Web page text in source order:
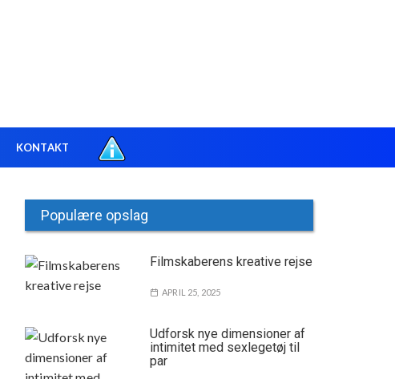
KONTAKT
Populære opslag
Filmskaberens kreative rejse
APRIL 25, 2025
Udforsk nye dimensioner af
intimitet med sexlegetøj til
par